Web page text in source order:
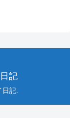
記
記.